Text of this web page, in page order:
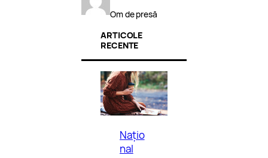
Om de presă
ARTICOLE
RECENTE
Națio
nal